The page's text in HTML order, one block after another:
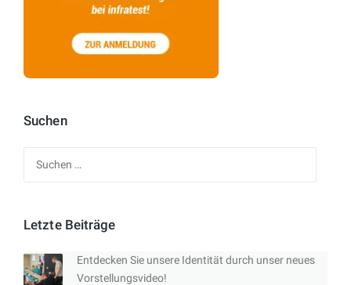
Suchen
Letzte Beiträge
Entdecken Sie unsere Identität durch unser neues
Vorstellungsvideo!